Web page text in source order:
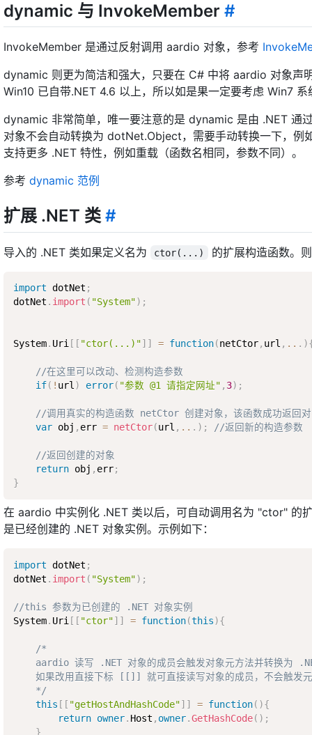
dynamic 与 InvokeMember #
InvokeMember 是通过反射调用 aardio 对象，参考
dynamic 则更为简洁和强大，只要在 C# 中将 aardio 对象
Win10 已自带.NET 4.6 以上，所以如是果一定要考虑 Win7
dynamic 非常简单，唯一要注意的是 dynamic 是由 .NET 通
对象不会自动转换为 dotNet.Object，需要手动转换一下，例
支持更多 .NET 特性，例如重载（函数名相同，参数不同）。
参考 dynamic 范例
扩展 .NET 类#
导入的 .NET 类如果定义名为 ctor(...) 的扩展构造函数。
import dotNet ;
dotNet . import ( "System") ;
System. Uri [ [ "ctor(...)"] ] = function(netCtor, url , .. . )
//在这里可以改动、检测构造参数
if( ! url ) error( "参数 @1 请指定网址" , 3) ;
//调用真实的构造函数 netCtor 创建对象，该函数成功返回
var obj , err = netCtor(url , .. . ) ; //返回新的构造参数
//返回创建的对象
return obj , err;
}
在 aardio 中实例化 .NET 类以后，可自动调用名为 "ctor" 的
是已经创建的 .NET 对象实例。示例如下：
import dotNet ;
dotNet . import ( "System") ;
//this 参数为已创建的 .NET 对象实例
System. Uri [ [ "ctor"] ] = function(this){
/*
aardio 读写 .NET 对象的成员会触发对象元方法并转换为
如果改用直接下标 [[]] 就可直接读写对象的成员，不会触发
    */
this [ [ "getHostAndHashCode"] ] = function( ){
return owner. Host , owner.GetHashCode( ) ;
}